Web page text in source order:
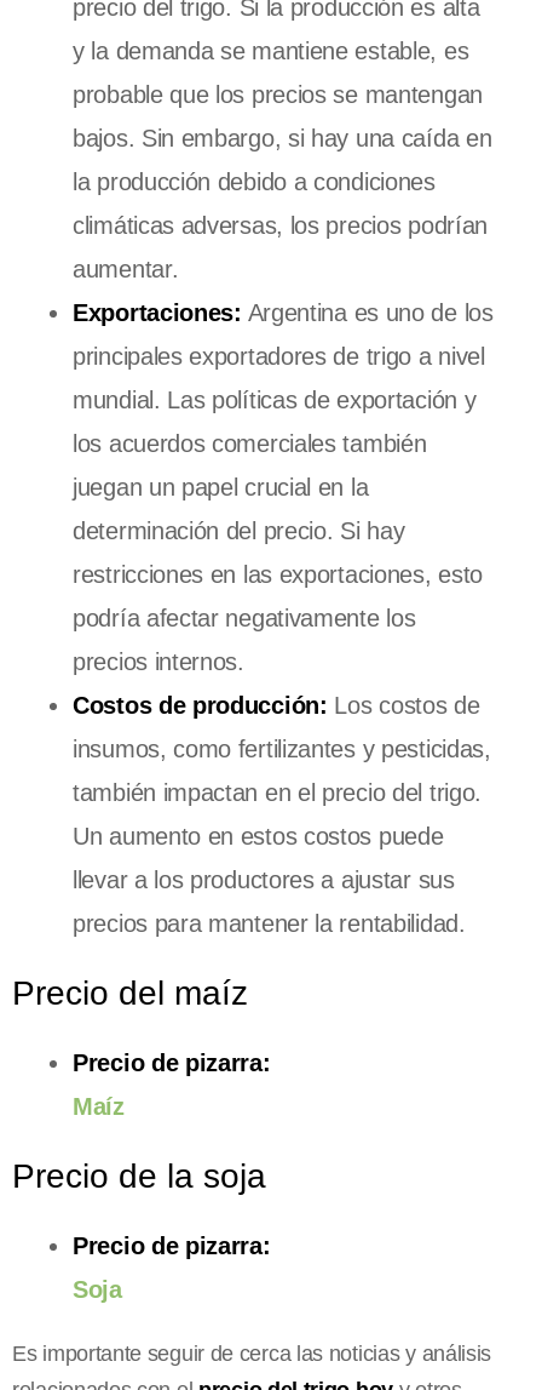
precio del trigo. Si la producción es alta
y la demanda se mantiene estable, es
probable que los precios se mantengan
bajos. Sin embargo, si hay una caída en
la producción debido a condiciones
climáticas adversas, los precios podrían
aumentar.
Exportaciones: Argentina es uno de los
principales exportadores de trigo a nivel
mundial. Las políticas de exportación y
los acuerdos comerciales también
juegan un papel crucial en la
determinación del precio. Si hay
restricciones en las exportaciones, esto
podría afectar negativamente los
precios internos.
Costos de producción: Los costos de
insumos, como fertilizantes y pesticidas,
también impactan en el precio del trigo.
Un aumento en estos costos puede
llevar a los productores a ajustar sus
precios para mantener la rentabilidad.
Precio del maíz
Precio de pizarra:
Maíz
Precio de la soja
Precio de pizarra:
Soja
Es importante seguir de cerca las noticias y análisis